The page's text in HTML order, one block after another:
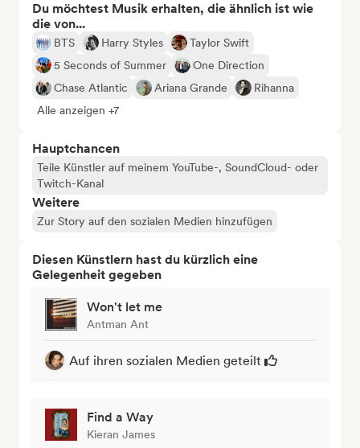
Du möchtest Musik erhalten, die ähnlich ist wie
die von...
BTS Harry Styles
Taylor Swift
5 Seconds of Summer
One Direction
Chase Atlantic
Ariana Grande
Rihanna
Alle anzeigen +7
Hauptchancen
Teile Künstler auf meinem YouTube-, SoundCloud- oder
Twitch-Kanal
Weitere
Zur Story auf den sozialen Medien hinzufügen
Diesen Künstlern hast du kürzlich eine
Gelegenheit gegeben
Won't let me
Antman Ant
Auf ihren sozialen Medien geteilt
Find a Way
Kieran James